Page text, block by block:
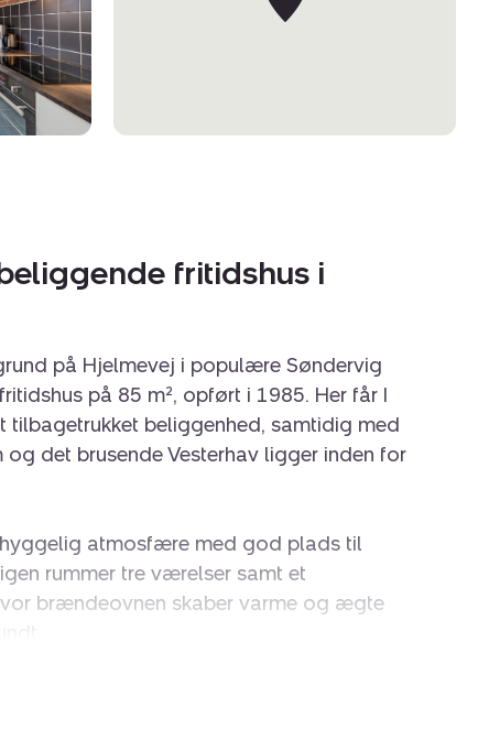
fritidshus i
på Hjelmevej i populære Søndervig
på 85 m², opført i 1985. Her får I
tilbagetrukket beliggenhed, samtidig med
det brusende Vesterhav ligger inden for
atmosfære med god plads til
rummer tre værelser samt et
brændeovnen skaber varme og ægte
gode muligheder for at nyde solen og de